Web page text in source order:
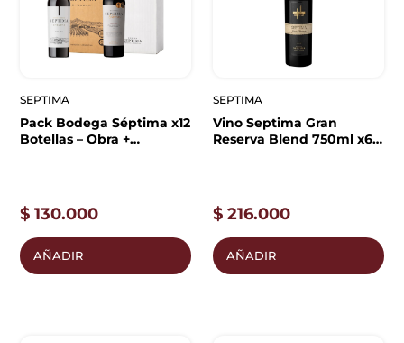
SEPTIMA
Pack Bodega Séptima x12
Botellas – Obra +
$ 130.000
AÑADIR
SEPTIMA
Vino Septima Gran
Reserva Blend 750ml x6
$ 216.000
AÑADIR